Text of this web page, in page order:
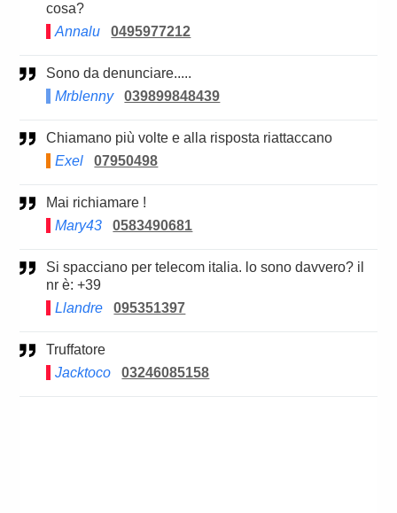
cosa?
Annalu
0495977212
Sono da denunciare.....
Mrblenny
039899848439
Chiamano più volte e alla risposta riattaccano
Exel
07950498
Mai richiamare !
Mary43
0583490681
Si spacciano per telecom italia. lo sono davvero? il
nr è: +39
Llandre
095351397
Truffatore
Jacktoco
03246085158